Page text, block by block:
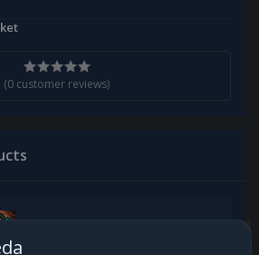
(0 customer reviews)